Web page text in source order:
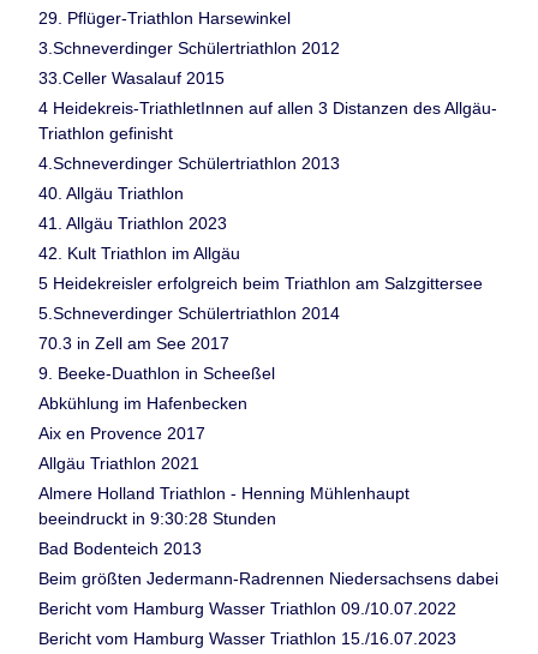
29. Pflüger-Triathlon Harsewinkel
3.Schneverdinger Schülertriathlon 2012
33.Celler Wasalauf 2015
4 Heidekreis-TriathletInnen auf allen 3 Distanzen des Allgäu-
Triathlon gefinisht
4.Schneverdinger Schülertriathlon 2013
40. Allgäu Triathlon
41. Allgäu Triathlon 2023
42. Kult Triathlon im Allgäu
5 Heidekreisler erfolgreich beim Triathlon am Salzgittersee
5.Schneverdinger Schülertriathlon 2014
70.3 in Zell am See 2017
9. Beeke-Duathlon in Scheeßel
Abkühlung im Hafenbecken
Aix en Provence 2017
Allgäu Triathlon 2021
Almere Holland Triathlon - Henning Mühlenhaupt
beeindruckt in 9:30:28 Stunden
Bad Bodenteich 2013
Beim größten Jedermann-Radrennen Niedersachsens dabei
Bericht vom Hamburg Wasser Triathlon 09./10.07.2022
Bericht vom Hamburg Wasser Triathlon 15./16.07.2023